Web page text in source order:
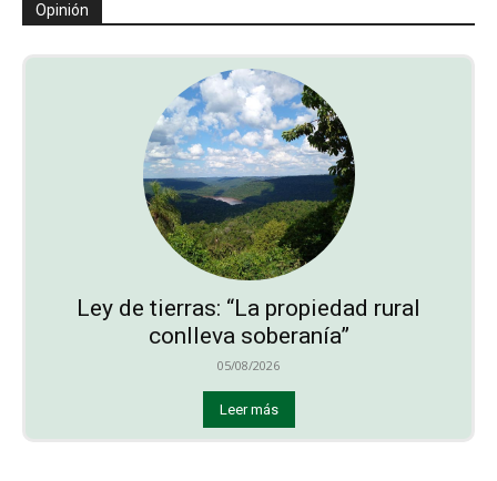
Opinión
Ley de tierras: “La propiedad rural
conlleva soberanía”
05/08/2026
Leer más